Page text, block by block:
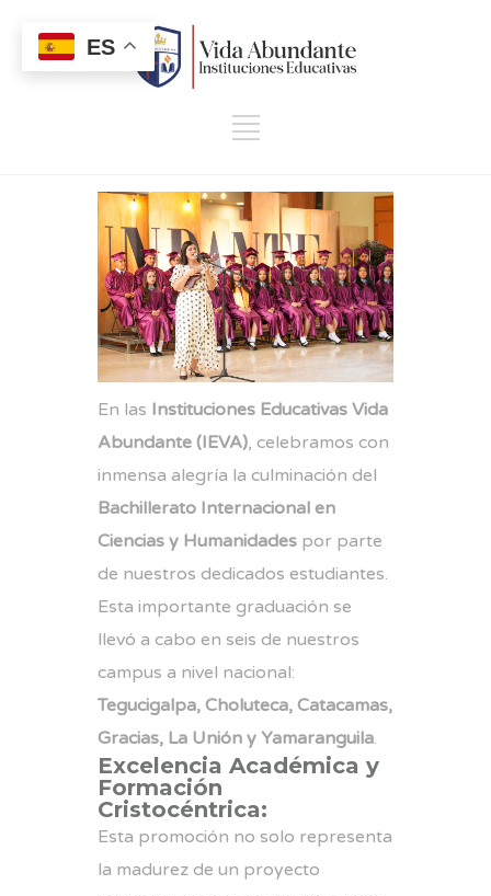
En las Instituciones Educativas Vida
Abundante (IEVA), celebramos con
inmensa alegría la culminación del
Bachillerato Internacional en
Ciencias y Humanidades por parte
de nuestros dedicados estudiantes.
Esta importante graduación se
llevó a cabo en seis de nuestros
campus a nivel nacional:
Tegucigalpa, Choluteca, Catacamas,
Gracias, La Unión y Yamaranguila.
Excelencia Académica y
Formación
Cristocéntrica:
Esta promoción no solo representa
la madurez de un proyecto
ES